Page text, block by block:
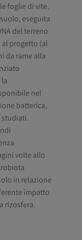
foglie di vite.
eseguita
del terreno
progetto (al
da rame alla
nel
batterica,
volte allo
in relazione
impatto
rizosfera.